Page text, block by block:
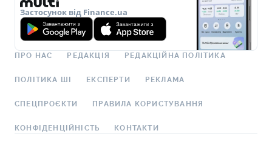
Застосунок від Finance.ua
ПРО НАС РЕДАКЦІЯ РЕДАКЦІЙНА ПОЛІТИКА
ПОЛІТИКА ШІ ЕКСПЕРТИ РЕКЛАМА
СПЕЦПРОЄКТИ ПРАВИЛА КОРИСТУВАННЯ
КОНФІДЕНЦІЙНІСТЬ КОНТАКТИ